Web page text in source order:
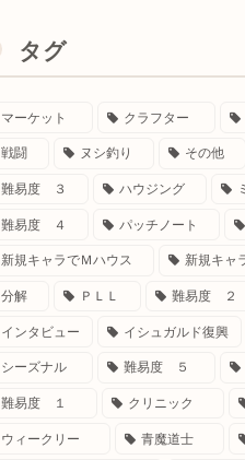
タグ
マーケット クラフター
戦闘 ヌシ釣り その他
難易度 ３ ハウジング
難易度 ４ パッチノート
新規キャラでＭハウス 新規キャ
分解 ＰＬＬ 難易度 ２
インタビュー イシュガルド復興
シーズナル 難易度 ５
難易度 １ クリニック
ウィークリー 青魔道士